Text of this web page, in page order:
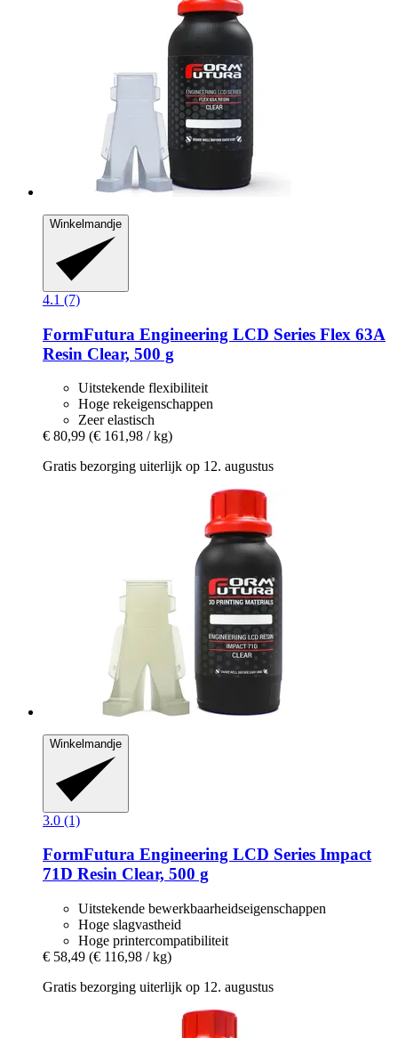
Winkelmandje
4.1 (7)
FormFutura Engineering LCD Series Flex 63A
Resin Clear, 500 g
Uitstekende flexibiliteit
Hoge rekeigenschappen
Zeer elastisch
€ 80,99 (€ 161,98 / kg)
Gratis bezorging uiterlijk op 12. augustus
Winkelmandje
3.0 (1)
FormFutura Engineering LCD Series Impact
71D Resin Clear, 500 g
Uitstekende bewerkbaarheidseigenschappen
Hoge slagvastheid
Hoge printercompatibiliteit
€ 58,49 (€ 116,98 / kg)
Gratis bezorging uiterlijk op 12. augustus